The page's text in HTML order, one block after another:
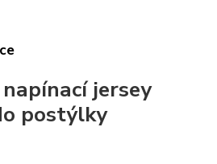
jersey
postýlky